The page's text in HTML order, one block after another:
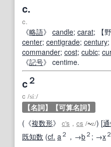
c.
c.
《略語》 candle; carat; 【
center; centigrade; century;
commander; cost; cubic;
《記号》 centime.
c２
c /síː/
【名詞】
【可算名詞】
(《複数形》 c's ， cs / z/) [
既知数 (cf. a ２ ，→b２ ; →x２